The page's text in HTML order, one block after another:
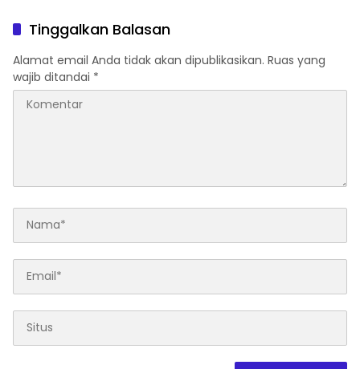
Inspiratif yang Konsisten
Memperjuangkan
Demokrasi, Keadilan, dan
Nilai-nilai Kemanusiaan
melalui Gerakan Sosial
maupun Karya Sastra.
Tinggalkan Balasan
Alamat email Anda tidak akan dipublikasikan. Ruas yang
wajib ditandai *